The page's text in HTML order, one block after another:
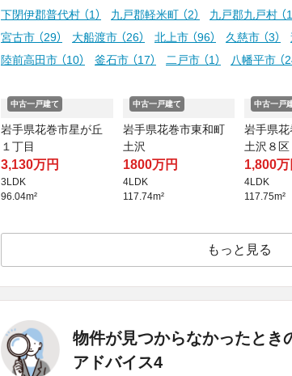
下閉伊郡普代村 （1） 九戸郡軽米町 （2） 九戸郡九戸村 （
宮古市 （29） 大船渡市 （26） 北上市 （96） 久慈市 （3）
陸前高田市 （10） 釜石市 （17） 二戸市 （1） 八幡平市 （
中古一戸建て
岩手県花巻市星が丘
１丁目
3,130万円
3LDK
96.04m²
中古一戸建て
岩手県花巻市東和町
土沢
1800万円
4LDK
117.74m²
中古一戸
岩手県
土沢８区
1,800万
4LDK
117.75m²
もっと見る
物件が見つからなかったとき
アドバイス4